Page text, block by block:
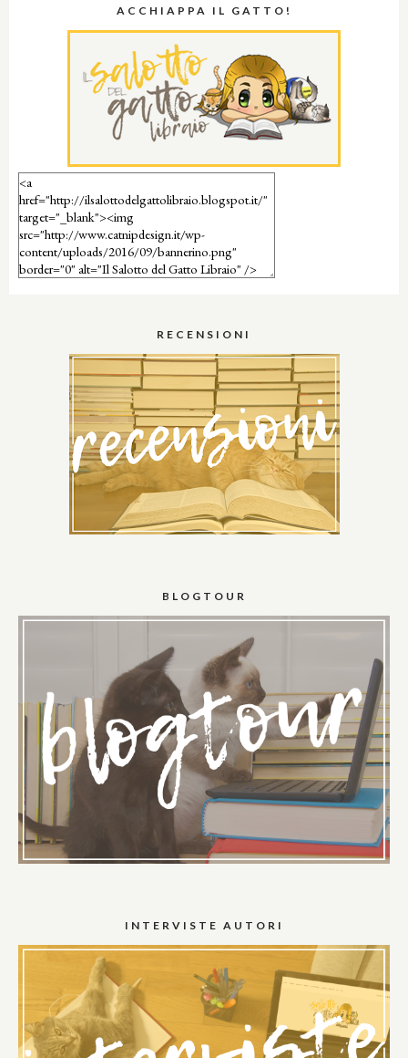
ACCHIAPPA IL GATTO!
RECENSIONI
BLOGTOUR
INTERVISTE AUTORI